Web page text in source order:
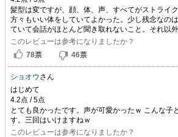
髪型は変ですが、顔、体、声、すべてがストライ
方々もいい体をしていてよかった。少し残念なの
ていて会話がほとんど聞き取れないこと。それ以
このレビューは参考になりましたか？
78票 46票
ショオウさん
はじめて
とても良かったです。声が可愛かったｗ こんな子
す。三回はいけますねｗ
このレビューは参考になりましたか？